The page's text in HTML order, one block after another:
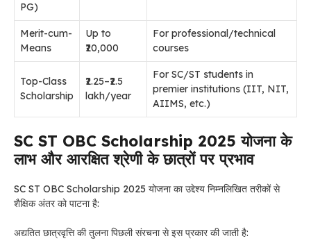
PG)
Merit-cum-
Means
Up to
₹20,000
For professional/technical
courses
Top-Class
Scholarship
₹2.25–₹2.5
lakh/year
For SC/ST students in
premier institutions (IIT, NIT,
AIIMS, etc.)
SC ST OBC Scholarship 2025 योजना के
लाभ और आरक्षित श्रेणी के छात्रों पर प्रभाव
SC ST OBC Scholarship 2025 योजना का उद्देश्य निम्नलिखित तरीकों से
शैक्षिक अंतर को पाटना है:
अद्यतित छात्रवृत्ति की तुलना पिछली संरचना से इस प्रकार की जाती है: